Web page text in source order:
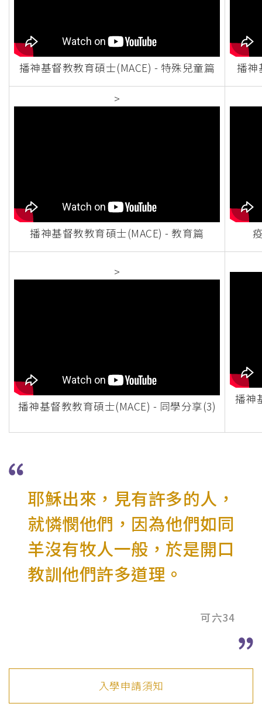
播神基督教教育碩士(MACE) - 特殊兒童篇 播神
>
播神基督教教育碩士(MACE) - 教育篇
>
播神基督教教育碩士(MACE) - 同學分享(3)
播神
耶穌出來，見有許多的人，
就憐憫他們，因為他們如同
羊沒有牧人一般，於是開口
教訓他們許多道理。
可六34
入學申請須知